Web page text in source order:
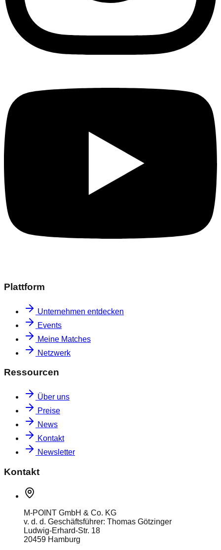
Plattform
Unternehmen entdecken
Events
Meine Matches
Netzwerk
Ressourcen
Über uns
Preise
News
Kontakt
Newsletter
Kontakt
M-POINT GmbH & Co. KG
v. d. d. Geschäftsführer: Thomas Götzinger
Ludwig-Erhard-Str. 18
20459 Hamburg